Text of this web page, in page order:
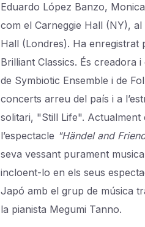
Eduardo López Banzo,
com el Carneggie Hall (NY),
Hall (Londres). Ha enregistrat
Brilliant Classics. És creadora
de Symbiotic Ensemble i de
concerts arreu del país i a
solitari, "Still Life".
l’espectacle "Händel and
seva vessant purament
incloent-lo en els seus
Japó amb el grup de música
la pianista Megumi Tanno.